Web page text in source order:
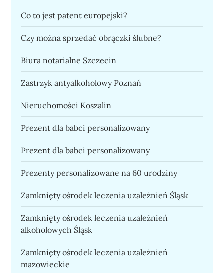
Co to jest patent europejski?
Czy można sprzedać obrączki ślubne?
Biura notarialne Szczecin
Zastrzyk antyalkoholowy Poznań
Nieruchomości Koszalin
Prezent dla babci personalizowany
Prezent dla babci personalizowany
Prezenty personalizowane na 60 urodziny
Zamknięty ośrodek leczenia uzależnień Śląsk
Zamknięty ośrodek leczenia uzależnień
alkoholowych Śląsk
Zamknięty ośrodek leczenia uzależnień
mazowieckie